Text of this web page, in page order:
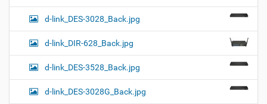
d-link_DES-3028_Back.jpg
d-link_DIR-628_Back.jpg
d-link_DES-3528_Back.jpg
d-link_DES-3028G_Back.jpg